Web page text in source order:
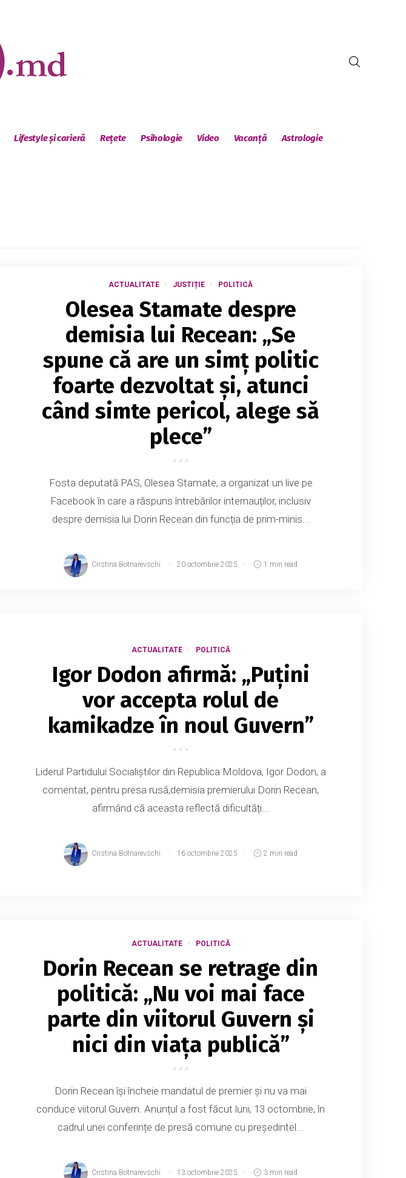
Lifestyle și carieră Rețete Psihologie Video Vacanță Astrologie
ACTUALITATE JUSTIȚIE POLITICĂ
Olesea Stamate despre
demisia lui Recean: „Se
spune că are un simț politic
foarte dezvoltat și, atunci
când simte pericol, alege să
plece”
Fosta deputată PAS, Olesea Stamate, a organizat un live pe
Facebook în care a răspuns întrebărilor internauților, inclusiv
despre demisia lui Dorin Recean din funcția de prim-minis...
Cristina Botnarevschi 20 octombrie 2025 1 min read
ACTUALITATE POLITICĂ
Igor Dodon afirmă: „Puțini
vor accepta rolul de
kamikadze în noul Guvern”
Liderul Partidului Socialiștilor din Republica Moldova, Igor Dodon, a
comentat, pentru presa rusă,demisia premierului Dorin Recean,
afirmând că aceasta reflectă dificultăți...
Cristina Botnarevschi 16 octombrie 2025 2 min read
ACTUALITATE POLITICĂ
Dorin Recean se retrage din
politică: „Nu voi mai face
parte din viitorul Guvern și
nici din viața publică”
Dorin Recean își încheie mandatul de premier și nu va mai
conduce viitorul Guvern. Anunțul a fost făcut luni, 13 octombrie, în
cadrul unei conferințe de presă comune cu președintel...
Cristina Botnarevschi 13 octombrie 2025 3 min read